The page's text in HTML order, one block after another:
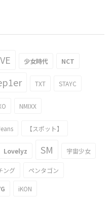
少女時代 NCT
TXT STAYC
NMIXX
【スポット】
Lovelyz SM 宇宙少女
ング ペンタゴン
iKON